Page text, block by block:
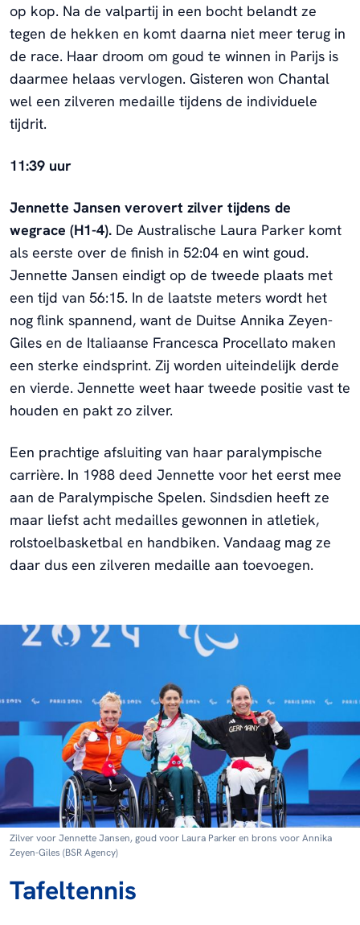
op kop. Na de valpartij in een bocht belandt ze
tegen de hekken en komt daarna niet meer terug in
de race. Haar droom om goud te winnen in Parijs is
daarmee helaas vervlogen. Gisteren won Chantal
wel een zilveren medaille tijdens de individuele
tijdrit.
11:39 uur
Jennette Jansen verovert zilver tijdens de
wegrace (H1-4). De Australische Laura Parker komt
als eerste over de finish in 52:04 en wint goud.
Jennette Jansen eindigt op de tweede plaats met
een tijd van 56:15. In de laatste meters wordt het
nog flink spannend, want de Duitse Annika Zeyen-
Giles en de Italiaanse Francesca Procellato maken
een sterke eindsprint. Zij worden uiteindelijk derde
en vierde. Jennette weet haar tweede positie vast te
houden en pakt zo zilver.
Een prachtige afsluiting van haar paralympische
carrière. In 1988 deed Jennette voor het eerst mee
aan de Paralympische Spelen. Sindsdien heeft ze
maar liefst acht medailles gewonnen in atletiek,
rolstoelbasketbal en handbiken. Vandaag mag ze
daar dus een zilveren medaille aan toevoegen.
Zilver voor Jennette Jansen, goud voor Laura Parker en brons voor Annika
Zeyen-Giles (BSR Agency)
Tafeltennis